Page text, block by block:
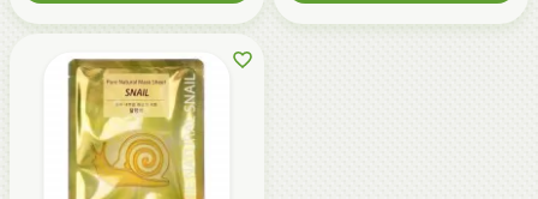
Импортер в
Беларусь:
ИП Мигаль Наталья Петровна,
УНП 192179286 Беларусь,